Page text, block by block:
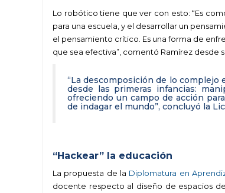
Lo robótico tiene que ver con esto: “Es
para una escuela, y el desarrollar un
el pensamiento crítico. Es una forma de
que sea efectiva”, comentó Ramírez
“La descomposición de lo
desde las primeras infancias:
ofreciendo un campo de acción
de indagar el mundo”, concluyó la
“Hackear” la educación
La propuesta de la Diplomatura en
docente respecto al diseño de espacios